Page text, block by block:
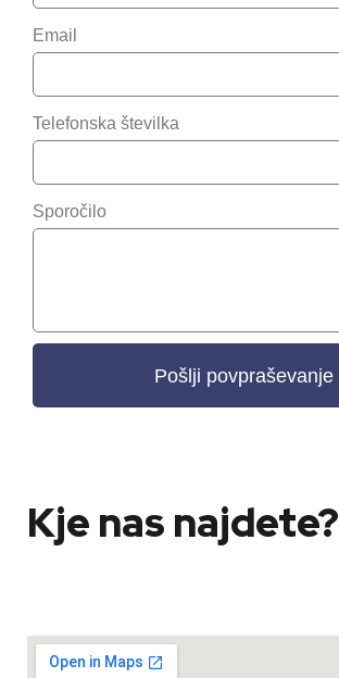
Email
Telefonska številka
Sporočilo
Pošlji povpraševanje
Kje nas najdete?